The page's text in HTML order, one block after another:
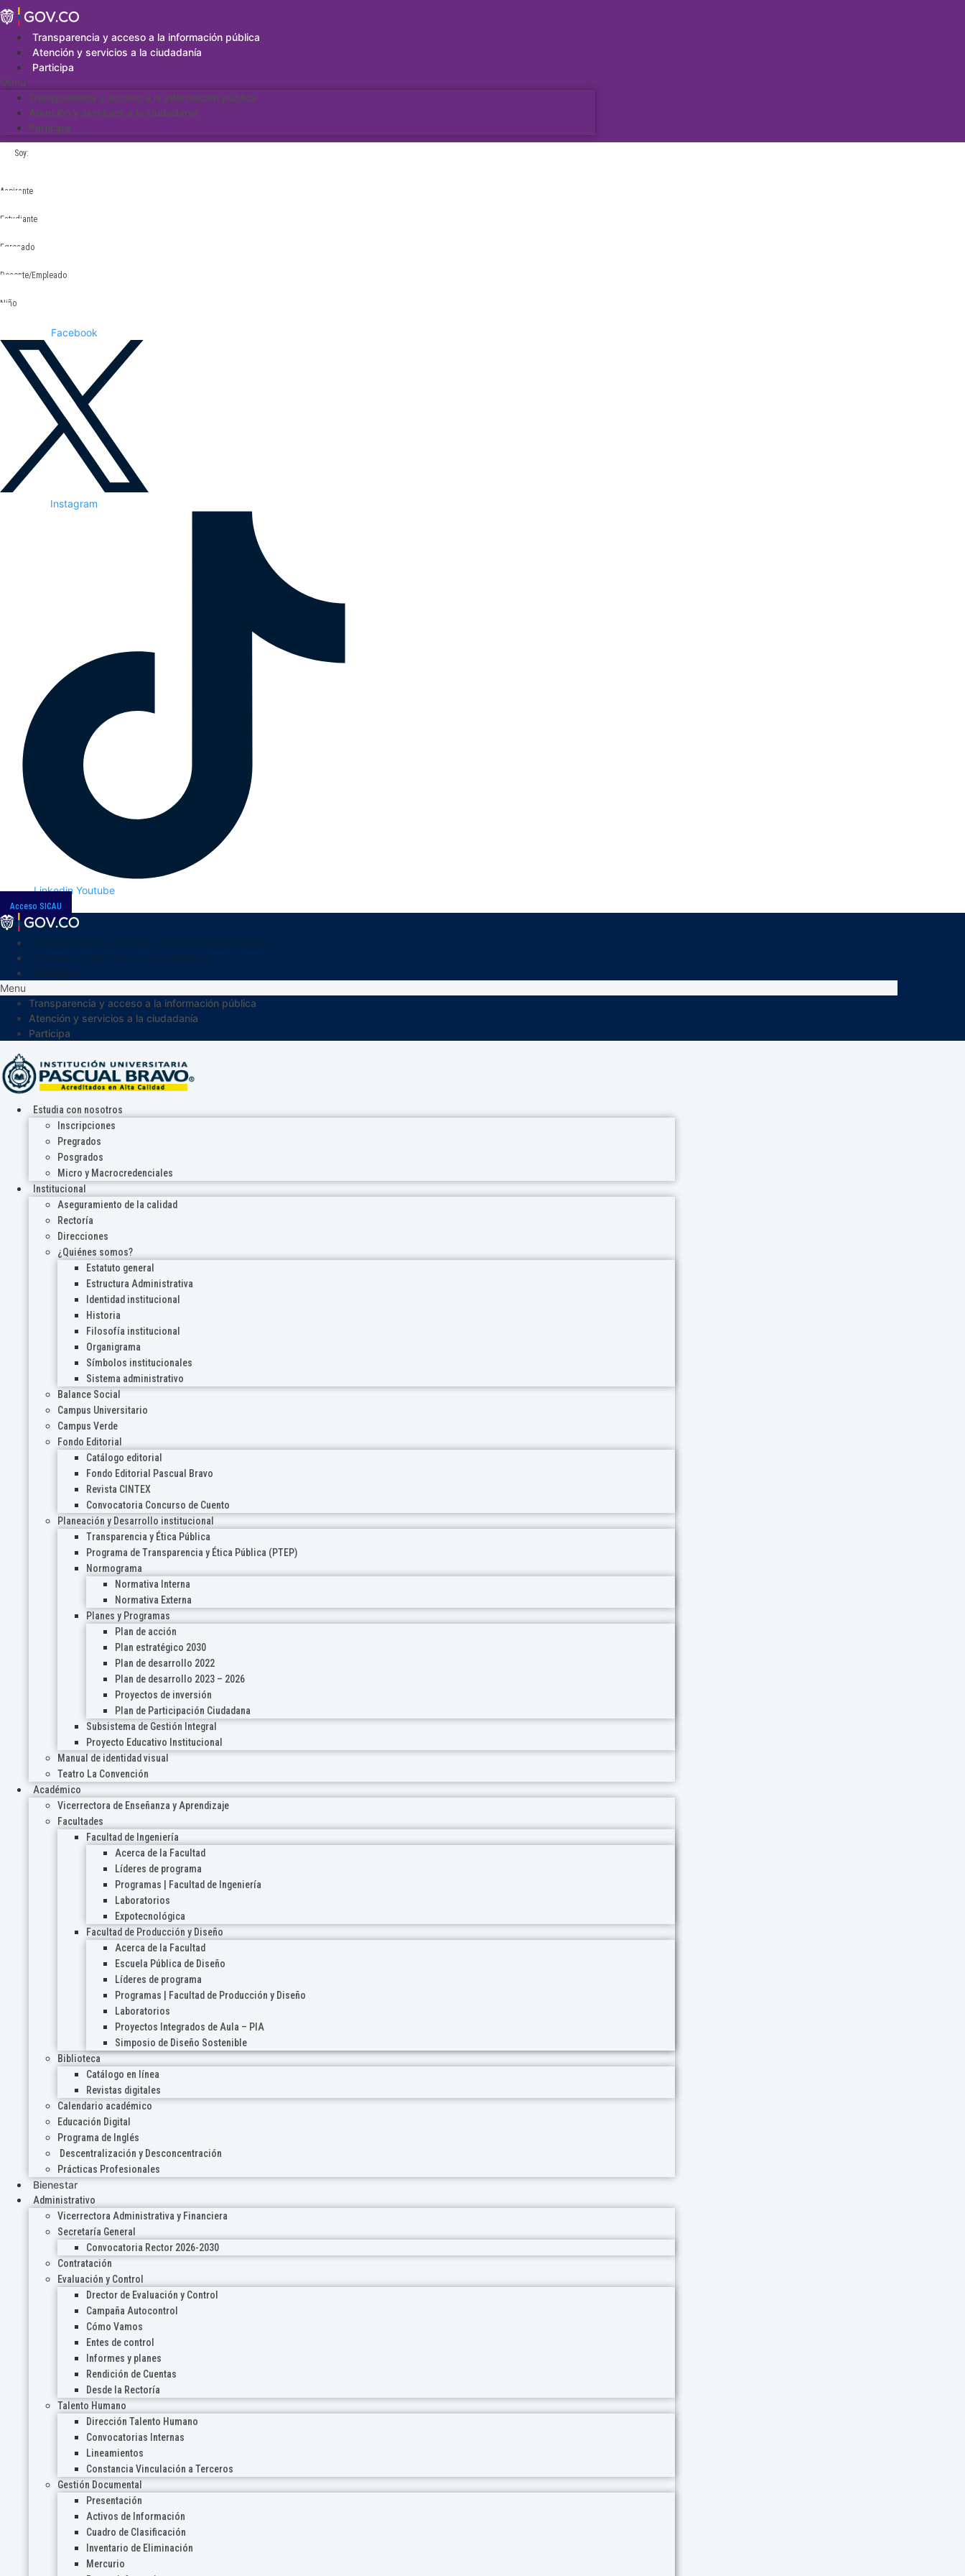
Saltar
al
contenidoTransparencia y acceso a la información pública
Atención y servicios a la ciudadanía
Participa
Menu
Transparencia y acceso a la información pública
Atención y servicios a la ciudadanía
Participa
Soy:
Aspirante
Estudiante
Egresado
Docente/Empleado
Niño
Facebook
Instagram
Linkedin Youtube
Acceso SICAU
Menu
Transparencia y acceso a la información pública
Atención y servicios a la ciudadanía
Participa
Estudia con nosotros
Inscripciones
Pregrados
Posgrados
Micro y Macrocredenciales
Institucional
Aseguramiento de la calidad
Rectoría
Direcciones
¿Quiénes somos?
Estatuto general
Estructura Administrativa
Identidad institucional
Historia
Filosofía institucional
Organigrama
Símbolos institucionales
Sistema administrativo
Balance Social
Campus Universitario
Campus Verde
Fondo Editorial
Catálogo editorial
Fondo Editorial Pascual Bravo
Revista CINTEX
Convocatoria Concurso de Cuento
Planeación y Desarrollo institucional
Transparencia y Ética Pública
Programa de Transparencia y Ética Pública (PTEP)
Normograma
Normativa Interna
Normativa Externa
Planes y Programas
Plan de acción
Plan estratégico 2030
Plan de desarrollo 2022
Plan de desarrollo 2023 – 2026
Proyectos de inversión
Plan de Participación Ciudadana
Subsistema de Gestión Integral
Proyecto Educativo Institucional
Manual de identidad visual
Teatro La Convención
Académico
Vicerrectora de Enseñanza y Aprendizaje
Facultades
Facultad de Ingeniería
Acerca de la Facultad
Líderes de programa
Programas | Facultad de Ingeniería
Laboratorios
Expotecnológica
Facultad de Producción y Diseño
Acerca de la Facultad
Escuela Pública de Diseño
Líderes de programa
Programas | Facultad de Producción y Diseño
Laboratorios
Proyectos Integrados de Aula – PIA
Simposio de Diseño Sostenible
Biblioteca
Catálogo en línea
Revistas digitales
Calendario académico
Educación Digital
Programa de Inglés
Descentralización y Desconcentración
Prácticas Profesionales
Bienestar
Administrativo
Vicerrectora Administrativa y Financiera
Secretaría General
Convocatoria Rector 2026-2030
Contratación
Evaluación y Control
Drector de Evaluación y Control
Campaña Autocontrol
Cómo Vamos
Entes de control
Informes y planes
Rendición de Cuentas
Desde la Rectoría
Talento Humano
Dirección Talento Humano
Convocatorias Internas
Lineamientos
Constancia Vinculación a Terceros
Gestión Documental
Presentación
Activos de Información
Cuadro de Clasificación
Inventario de Eliminación
Mercurio